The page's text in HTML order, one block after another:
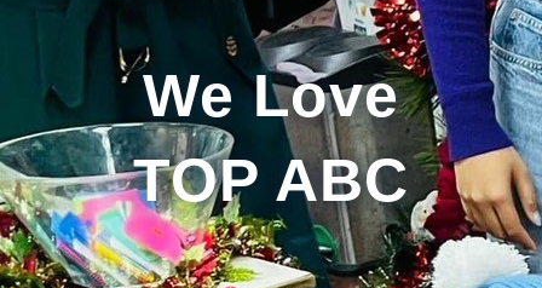
We Love
TOP ABC